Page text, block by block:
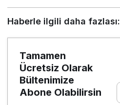
Haberle ilgili daha fazlası:
Tamamen
Ücretsiz Olarak
Bültenimize
Abone Olabilirsin